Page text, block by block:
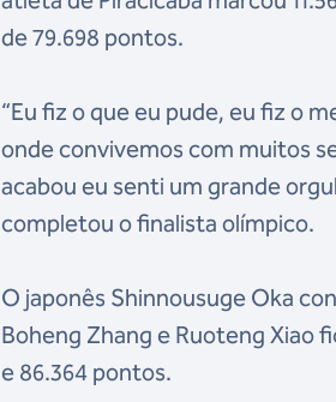
de 79.698 pontos.
“Eu fiz o que eu pude, eu fiz o
onde convivemos com muitos
acabou eu senti um grande
completou o finalista olímpico.
O japonês Shinnousuge Oka
Boheng Zhang e Ruoteng Xiao
e 86.364 pontos.